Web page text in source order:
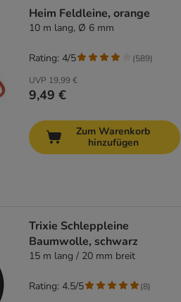
Heim Feldleine, orange
10 m lang, Ø 6 mm
UVP 19,99 €
9,49 €
Rating: 4/5 (589)
Zum Warenkorb
hinzufügen
Trixie Schleppleine
Baumwolle, schwarz
15 m lang / 20 mm breit
Rating: 4.5/5 (8)